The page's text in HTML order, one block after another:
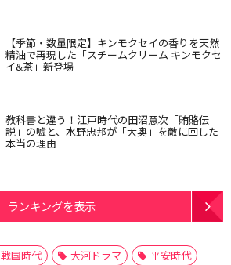
【季節・数量限定】キンモクセイの香りを天然
精油で再現した「スチームクリーム キンモクセ
イ&茶」新登場
教科書と違う！江戸時代の田沼意次「賄賂伝
説」の嘘と、水野忠邦が「大奥」を敵に回した
本当の理由
ランキングを表示
戦国時代 大河ドラマ
平安時代